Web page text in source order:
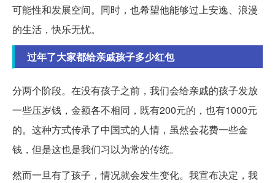
可能性和发展空间。同时，也希望他能够过上安逸、浪漫
的生活，快乐无忧。
过年了大家都给亲戚孩子多少红包
分两个阶段。在没有孩子之前，我们会给亲戚的孩子发放
一些压岁钱，金额各不相同，既有200元的，也有1000元
的。这种方式传承了中国式的人情，虽然会花费一些金
钱，但是这也是我们习以为常的传统。
然而一旦有了孩子，情况就会发生变化。我宣布决定，我